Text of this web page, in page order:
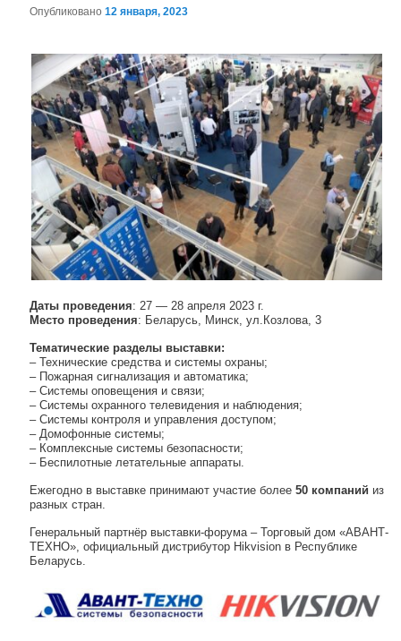
Опубликовано 12 января, 2023
Даты проведения: 27 — 28 апреля 2023 г.
Место проведения: Беларусь, Минск, ул.Козлова, 3
Тематические разделы выставки:
– Технические средства и системы охраны;
– Пожарная сигнализация и автоматика;
– Системы оповещения и связи;
– Системы охранного телевидения и наблюдения;
– Системы контроля и управления доступом;
– Домофонные системы;
– Комплексные системы безопасности;
– Беспилотные летательные аппараты.
Ежегодно в выставке принимают участие более 50 компаний из
разных стран.
Генеральный партнёр выставки-форума – Торговый дом «АВАНТ-
ТЕХНО», официальный дистрибутор Hikvision в Республике
Беларусь.